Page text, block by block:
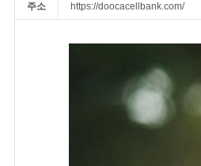
주소 https://doocacellbank.com/